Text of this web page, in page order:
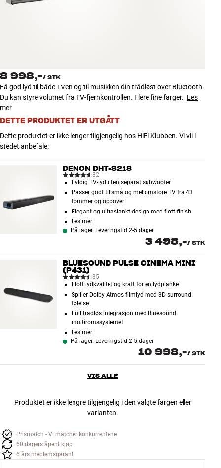
NYHETER
Finn Butikk
Kundeservice
8 998,-/ STK
Få god lyd til både TVen og til musikken din trådløst over Bluetooth.
Du kan styre volumet fra TV-fjernkontrollen. Flere fine farger. Les
mer
DETTE PRODUKTET ER UTGÅTT
Dette produktet er ikke lenger tilgjengelig hos HiFi Klubben. Vi vil i
stedet anbefale:
DENON DHT-S218
82
Fyldig TV-lyd uten separat subwoofer
Passer godt til små og mellomstore TV fra 43
tommer og oppover
Elegant og ultraslankt design med flott finish
Les mer
På lager. Leveringstid 2-5 dager
3 498,-/ STK
BLUESOUND PULSE CINEMA MINI
(P431)
35
Flott lydkvalitet og kraft for en lydplanke
Spiller Dolby Atmos filmlyd med 3D surround-
følelse
Full trådløs integrasjon med Bluesound
multiromssystemet
Les mer
På lager. Leveringstid 2-5 dager
10 998,-/ STK
VIS ALLE
Produktet er ikke lengre tilgjengelig i den valgte fargen eller
varianten.
Prismatch - Vi matcher konkurrentene
60 dagers åpent kjøp
6 års medlemsgaranti